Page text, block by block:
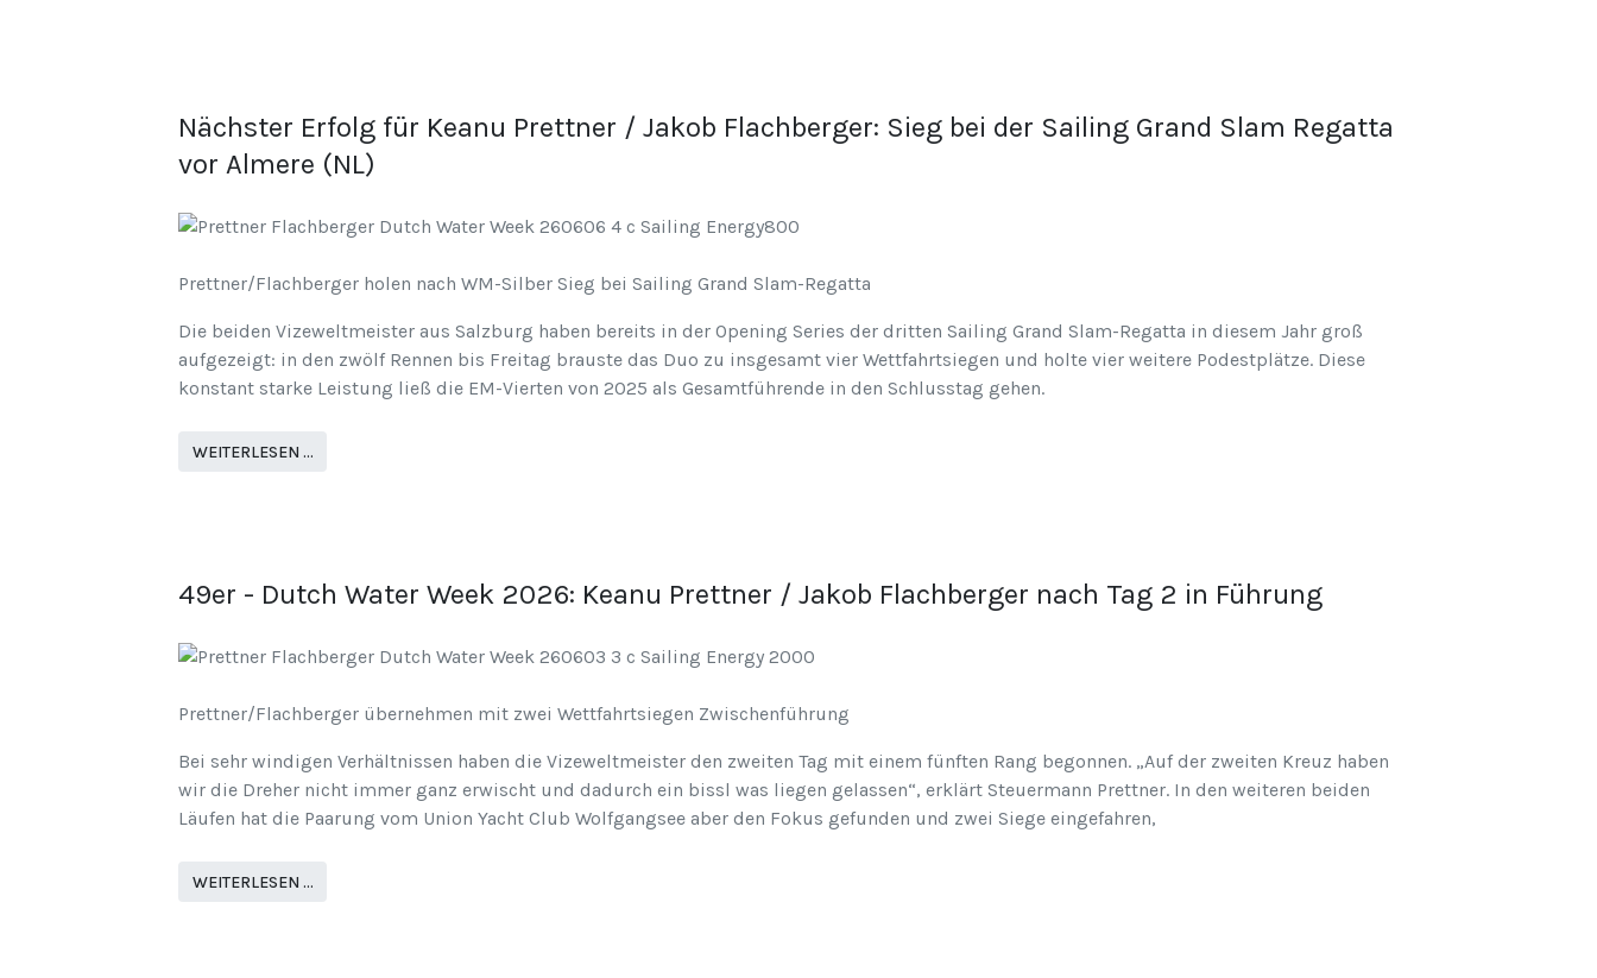
Nächster Erfolg für Keanu Prettner / Jakob Flachberger: Sieg bei der Sailing Grand Slam Regatta
vor Almere (NL)
Prettner/Flachberger holen nach WM-Silber Sieg bei Sailing Grand Slam-Regatta
Die beiden Vizeweltmeister aus Salzburg haben bereits in der Opening Series der dritten Sailing Grand Slam-Regatta in diesem Jahr groß
aufgezeigt: in den zwölf Rennen bis Freitag brauste das Duo zu insgesamt vier Wettfahrtsiegen und holte vier weitere Podestplätze. Diese
konstant starke Leistung ließ die EM-Vierten von 2025 als Gesamtführende in den Schlusstag gehen.
WEITERLESEN …
49er - Dutch Water Week 2026: Keanu Prettner / Jakob Flachberger nach Tag 2 in Führung
Prettner/Flachberger übernehmen mit zwei Wettfahrtsiegen Zwischenführung
Bei sehr windigen Verhältnissen haben die Vizeweltmeister den zweiten Tag mit einem fünften Rang begonnen. „Auf der zweiten Kreuz haben
wir die Dreher nicht immer ganz erwischt und dadurch ein bissl was liegen gelassen“, erklärt Steuermann Prettner. In den weiteren beiden
Läufen hat die Paarung vom Union Yacht Club Wolfgangsee aber den Fokus gefunden und zwei Siege eingefahren,
WEITERLESEN …